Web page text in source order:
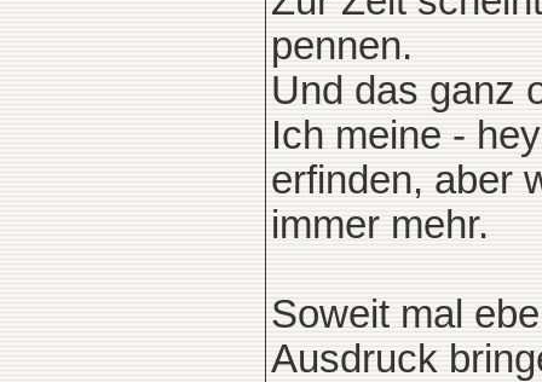
pennen.
Und das ganz
Ich meine -
erfinden, aber
immer mehr.
Soweit mal
Ausdruck